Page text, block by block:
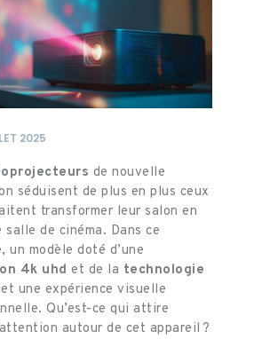
2025
de nouvelle
séduisent de plus en plus ceux
transformer leur salon en
de cinéma. Dans ce
un modèle doté d’une
4k uhd et de la technologie
une expérience visuelle
Qu’est-ce qui attire
autour de cet appareil ?